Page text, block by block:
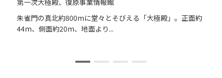
第一次大極殿、復原事業情報館
朱雀門の真北約800mに堂々とそびえる「大極殿」。正面約
44m、側面約20m、地面より...